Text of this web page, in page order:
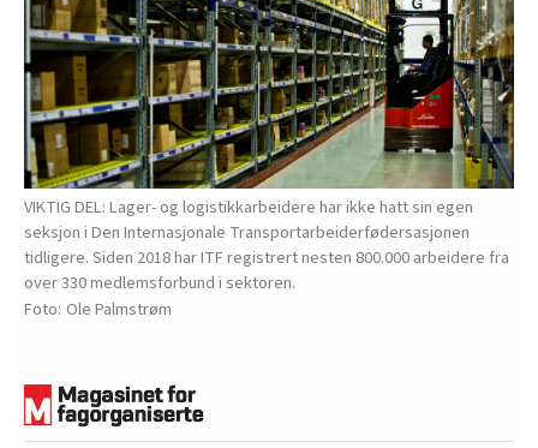
VIKTIG DEL: Lager- og logistikkarbeidere har ikke hatt sin egen
seksjon i Den Internasjonale Transportarbeiderfødersasjonen
tidligere. Siden 2018 har ITF registrert nesten 800.000 arbeidere fra
over 330 medlemsforbund i sektoren.
Ole Palmstrøm